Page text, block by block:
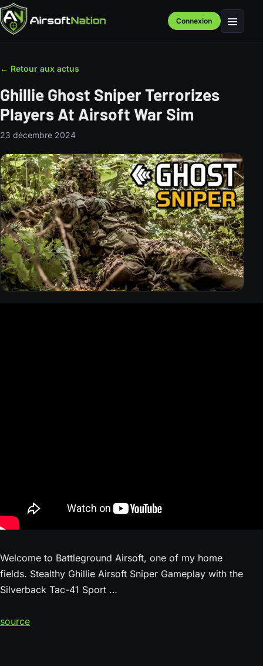
Connexion Menu
← Retour aux actus
Ghillie Ghost Sniper Terrorizes
Players At Airsoft War Sim
23 décembre 2024
Welcome to Battleground Airsoft, one of my home
fields. Stealthy Ghillie Airsoft Sniper Gameplay with the
Silverback Tac-41 Sport …
source